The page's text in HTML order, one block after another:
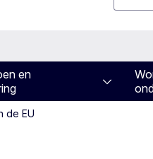
en
de EU